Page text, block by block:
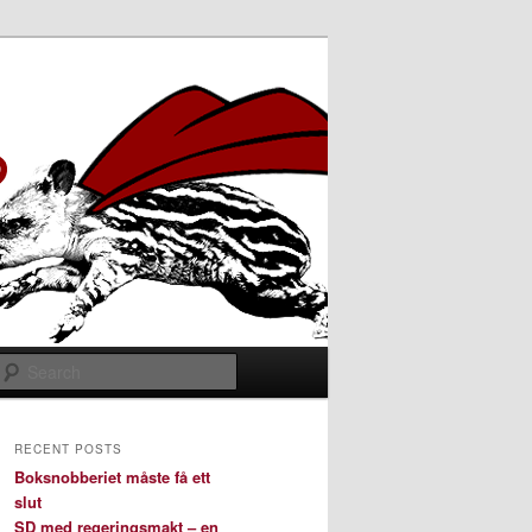
RECENT POSTS
Boksnobberiet måste få ett
slut
SD med regeringsmakt – en